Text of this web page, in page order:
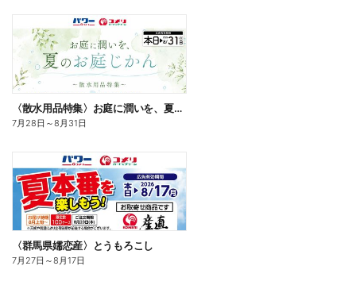
〈散水用品特集〉お庭に潤いを、夏のお庭じかん
7月28日 ～8月31日
〈群馬県嬬恋産〉とうもろこし
7月27日 ～8月17日